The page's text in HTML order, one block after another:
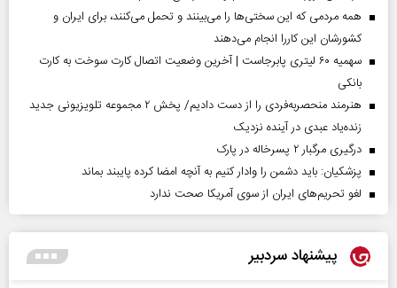
همه مردمی که این سختی‌ها را می‌بینند و تحمل می‌کنند، برای ایران و
کشورشان این کاررا انجام می‌دهند
سهمیه ۶۰ لیتری پابرجاست | آخرین وضعیت اتصال کارت سوخت به کارت
بانکی
هنرمند منحصر‌به‌فردی را از دست دادیم/ پخش ۲ مجموعه تلویزیونی جدید
زنده‌یاد عبدی در آینده نزدیک
درگیری مرگبار ۲ پسرخاله در پارک
پزشکیان: باید دشمن را وادار کنیم به آنچه امضا کرده پایبند بماند
لغو تحریم‌های ایران از سوی آمریکا صحت ندارد
پیشنهاد سردبیر